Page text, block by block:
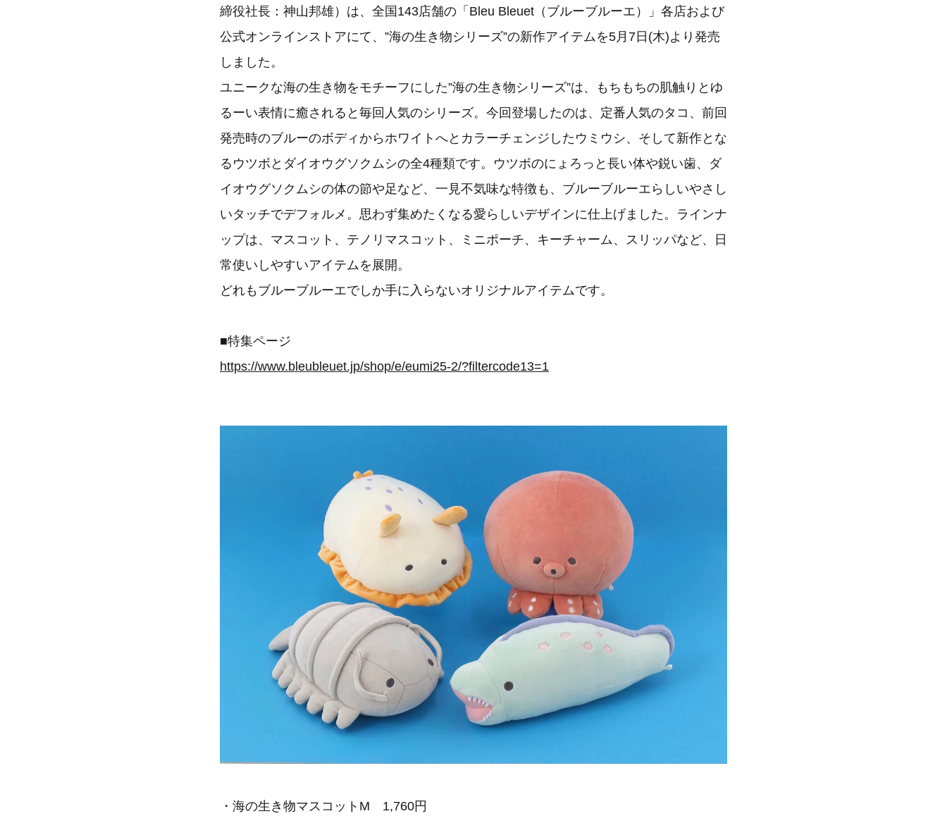
締役社長：神山邦雄）は、全国143店舗の「Bleu Bleuet（ブルーブルーエ）」各店および
公式オンラインストアにて、”海の生き物シリーズ”の新作アイテムを5月7日(木)より発売
しました。
ユニークな海の生き物をモチーフにした”海の生き物シリーズ”は、もちもちの肌触りとゆ
るーい表情に癒されると毎回人気のシリーズ。今回登場したのは、定番人気のタコ、前回
発売時のブルーのボディからホワイトへとカラーチェンジしたウミウシ、そして新作とな
るウツボとダイオウグソクムシの全4種類です。ウツボのにょろっと長い体や鋭い歯、ダ
イオウグソクムシの体の節や足など、一見不気味な特徴も、ブルーブルーエらしいやさし
いタッチでデフォルメ。思わず集めたくなる愛らしいデザインに仕上げました。ラインナ
ップは、マスコット、テノリマスコット、ミニポーチ、キーチャーム、スリッパなど、日
常使いしやすいアイテムを展開。
どれもブルーブルーエでしか手に入らないオリジナルアイテムです。
■特集ページ
https://www.bleubleuet.jp/shop/e/eumi25-2/?filtercode13=1
・海の生き物マスコットM 1,760円